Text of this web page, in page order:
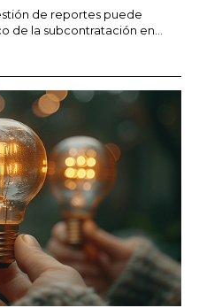
de reportes puede
de la subcontratación en...